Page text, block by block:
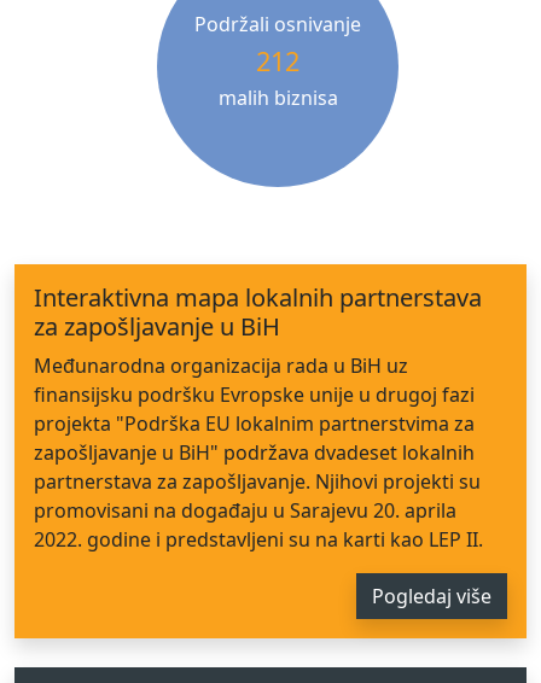
Podržali osnivanje
212
malih biznisa
Interaktivna mapa lokalnih partnerstava
za zapošljavanje u BiH
Međunarodna organizacija rada u BiH uz
finansijsku podršku Evropske unije u drugoj fazi
projekta "Podrška EU lokalnim partnerstvima za
zapošljavanje u BiH" podržava dvadeset lokalnih
partnerstava za zapošljavanje. Njihovi projekti su
promovisani na događaju u Sarajevu 20. aprila
2022. godine i predstavljeni su na karti kao LEP II.
Pogledaj više